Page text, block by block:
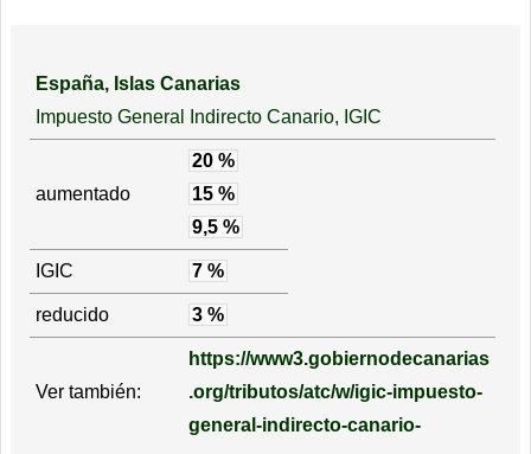
España, Islas Canarias
Impuesto General Indirecto Canario, IGIC
aumentado
20 %
15 %
9,5 %
IGIC 7 %
reducido 3 %
Ver también:
https://www3.gobiernodecanarias
.org/tributos/atc/w/igic-impuesto-
general-indirecto-canario-